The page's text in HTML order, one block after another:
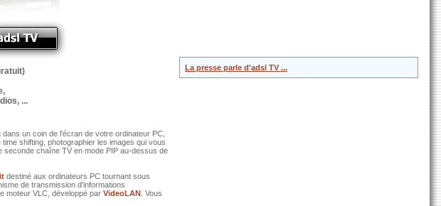
...
dans un coin de l'écran de votre ordinateur PC,
shifting, photographier les images qui vous
chaîne TV en mode PIP au-dessus de
destiné aux ordinateurs PC tournant sous
de transmission d'informations
moteur VLC, développé par VideoLAN . Vous
La presse parle d'adsl TV ...